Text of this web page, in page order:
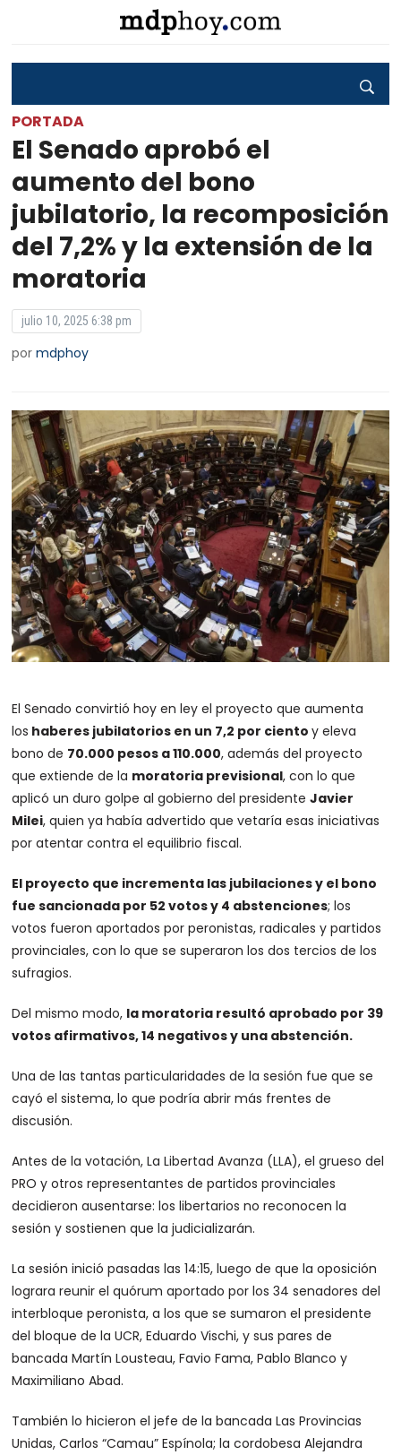
PORTADA
El Senado aprobó el
aumento del bono
jubilatorio, la recomposición
del 7,2% y la extensión de la
moratoria
julio 10, 2025 6:38 pm
pormdphoy
El Senado convirtió hoy en ley el proyecto que aumenta
los haberes jubilatorios en un 7,2 por cientoy eleva
bono de 70.000 pesos a 110.000, además del proyecto
que extiende de la moratoria previsional, con lo que
aplicó un duro golpe al gobierno del presidenteJavier
Milei, quien ya había advertido que vetaría esas iniciativas
por atentar contra el equilibrio fiscal.
El proyecto que incrementa las jubilaciones y el bono
fue sancionada por 52 votos y 4 abstenciones; los
votos fueron aportados por peronistas, radicales y partidos
provinciales, con lo que se superaron los dos tercios de los
sufragios.
Del mismo modo, la moratoria resultó aprobado por 39
votos afirmativos, 14 negativos y una abstención.
Una de las tantas particularidades de la sesión fue que se
cayó el sistema, lo que podría abrir más frentes de
discusión.
Antes de la votación, La Libertad Avanza (LLA), el grueso del
PRO y otros representantes de partidos provinciales
decidieron ausentarse: los libertarios no reconocen la
sesión y sostienen que la judicializarán.
La sesión inició pasadas las 14:15, luego de que la oposición
lograra reunir el quórum aportado por los 34 senadores del
interbloque peronista, a los que se sumaron el presidente
del bloque de la UCR, Eduardo Vischi, y sus pares de
bancada Martín Lousteau, Favio Fama, Pablo Blanco y
Maximiliano Abad.
También lo hicieron el jefe de la bancada Las Provincias
Unidas, Carlos “Camau” Espínola; la cordobesa Alejandra